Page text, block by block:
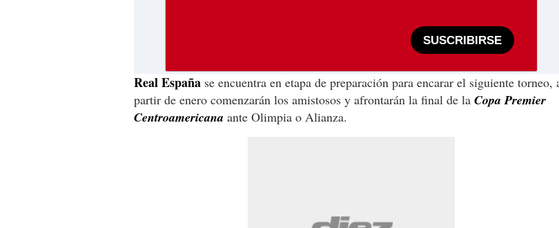
SUSCRIBIRSE
Real España se encuentra en etapa de preparación para encarar el siguiente torneo,
partir de enero comenzarán los amistosos y afrontarán la final de la Copa Premier
Centroamericana ante Olimpia o Alianza.